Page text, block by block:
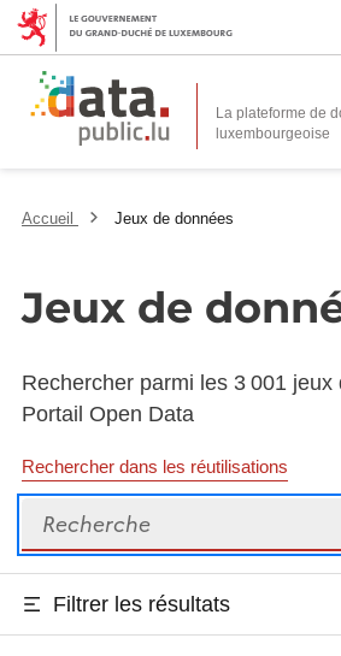
La plateforme de
Accueil Jeux de données
Jeux de
Rechercher parmi les 3 001 jeux
Portail Open Data
Rechercher dans les réutilisations
Recherche
Filtrer les résultats